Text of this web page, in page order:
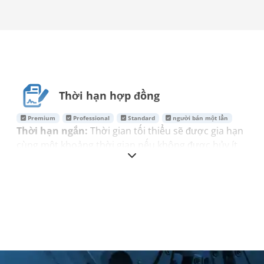
Thời hạn hợp đồng
Premium Professional Standard người bán một lần
Thời hạn ngắn: Thời gian tối thiểu sẽ được gia hạn
cùng một khoảng thời gian nếu không được hủy ít
nhất bảy ngày trước khi hết hạn. Bạn được hưởng